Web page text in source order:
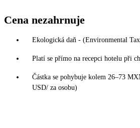
Cena nezahrnuje
Ekologická daň - (Environmental
Platí se přímo na recepci hotelu při
Částka se pohybuje kolem 26–73
USD/ za osobu)